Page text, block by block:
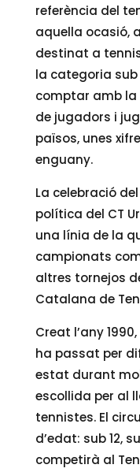
referència del
aquella ocasió,
destinat a
la categoria sub
comptar amb la
de jugadors i
països, unes
enguany.
La celebració
política del CT
una línia de la
campionats
altres tornejos
Catalana de
Creat l’any
ha passat per
estat durant
escollida per al
tennistes. El
d’edat: sub 12,
competirà al